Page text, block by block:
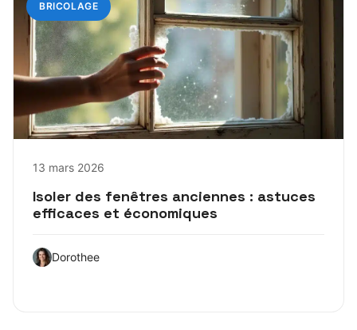
BRICOLAGE
13 mars 2026
Isoler des fenêtres anciennes : astuces
efficaces et économiques
Dorothee